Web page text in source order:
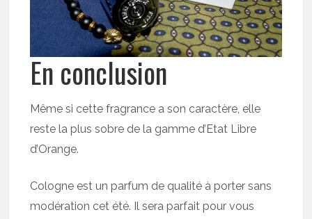
En conclusion
Même si cette fragrance a son caractère, elle
reste la plus sobre de la gamme d’Etat Libre
d’Orange.
Cologne est un parfum de qualité à porter sans
modération cet été. Il sera parfait pour vous